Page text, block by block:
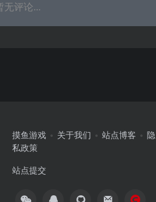
无评论...
摸鱼游戏 关于我们 站点博客
隐
私政策
站点提交